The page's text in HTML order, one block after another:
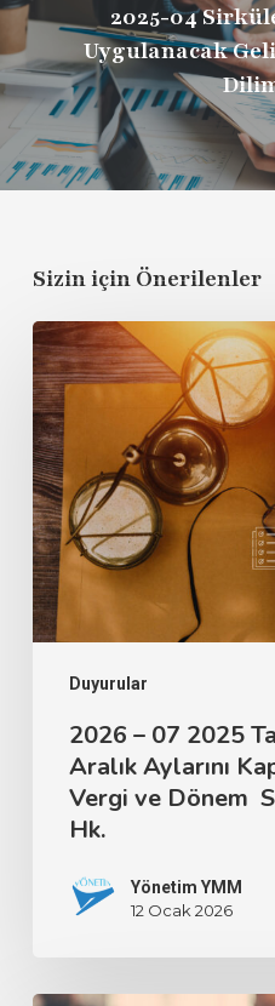
2025-04
Uygulanacak
Sizin için Önerilenler
Duyurular
2026 – 07 2025
Aralık Aylarını
Vergi ve Dönem
Hk.
Yönetim YMM
12 Ocak 2026